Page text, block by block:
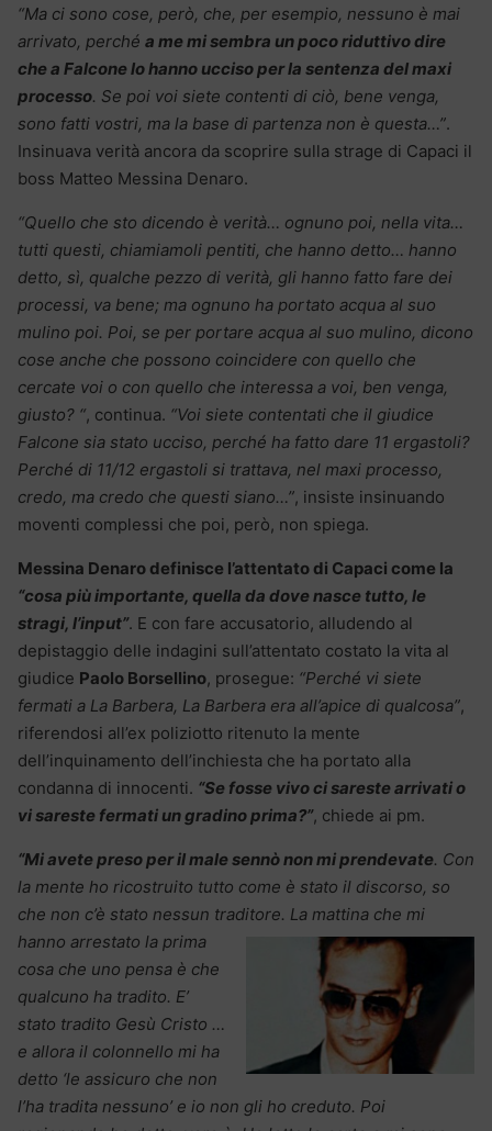
“Ma ci sono cose, però, che, per esempio, nessuno è mai
arrivato, perché a me mi sembra un poco riduttivo dire
che a Falcone lo hanno ucciso per la sentenza del maxi
processo. Se poi voi siete contenti di ciò, bene venga,
sono fatti vostri, ma la base di partenza non è questa…”.
Insinuava verità ancora da scoprire sulla strage di Capaci il
boss Matteo Messina Denaro.
“Quello che sto dicendo è verità… ognuno poi, nella vita…
tutti questi, chiamiamoli pentiti, che hanno detto… hanno
detto, sì, qualche pezzo di verità, gli hanno fatto fare dei
processi, va bene; ma ognuno ha portato acqua al suo
mulino poi. Poi, se per portare acqua al suo mulino, dicono
cose anche che possono coincidere con quello che
cercate voi o con quello che interessa a voi, ben venga,
giusto? “, continua. “Voi siete contentati che il giudice
Falcone sia stato ucciso, perché ha fatto dare 11 ergastoli?
Perché di 11/12 ergastoli si trattava, nel maxi processo,
credo, ma credo che questi siano…”, insiste insinuando
moventi complessi che poi, però, non spiega.
Messina Denaro definisce l’attentato di Capaci come la
“cosa più importante, quella da dove nasce tutto, le
stragi, l’input”. E con fare accusatorio, alludendo al
depistaggio delle indagini sull’attentato costato la vita al
giudice Paolo Borsellino, prosegue: “Perché vi siete
fermati a La Barbera, La Barbera era all’apice di qualcosa”,
riferendosi all’ex poliziotto ritenuto la mente
dell’inquinamento dell’inchiesta che ha portato alla
condanna di innocenti. “Se fosse vivo ci sareste arrivati o
vi sareste fermati un gradino prima?”, chiede ai pm.
“Mi avete preso per il male sennò non mi prendevate. Con
la mente ho ricostruito tutto come è stato il discorso, so
che non c’è stato nessun traditore. La mattina che mi
hanno arrestato la prima
cosa che uno pensa è che
qualcuno ha tradito. E’
stato tradito Gesù Cristo …
e allora il colonnello mi ha
detto ‘le assicuro che non
l’ha tradita nessuno’ e io non gli ho creduto. Poi